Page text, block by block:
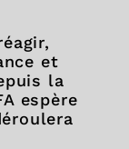
et
la
espère